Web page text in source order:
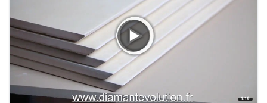
1:19